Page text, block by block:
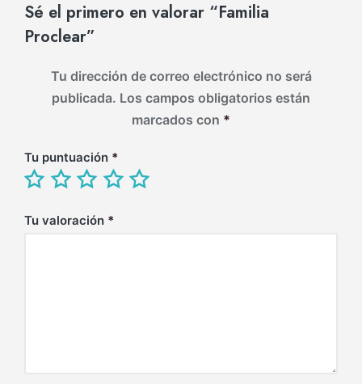
Sé el primero en valorar “Familia
Proclear”
Tu dirección de correo electrónico no será
publicada. Los campos obligatorios están
marcados con *
Tu puntuación *
Tu valoración *